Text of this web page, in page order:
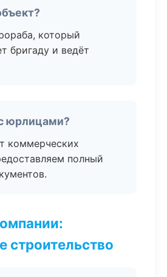
который
бригаду и ведёт
юрлицами?
коммерческих
полный
строительство